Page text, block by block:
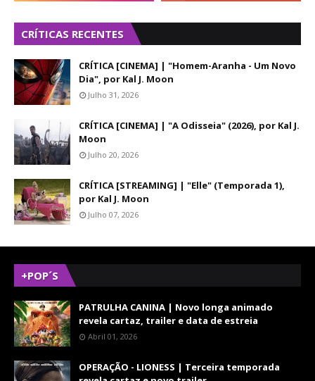
CRÍTICAS RECENTES
CRÍTICA [CINEMA] | "Homem-Aranha - Um Novo
Dia", por Kal J. Moon
Julho 31, 2026
CRÍTICA [CINEMA] | "A Odisseia" (2026), por Kal J.
Moon
Julho 20, 2026
CRÍTICA [STREAMING] | "Elle" (Temporada 1),
por Kal J. Moon
Julho 07, 2026
+POP´S
PATRULHA CANINA | Novo longa animado
revela cartaz, trailer e data de estreia
Abril 01, 2026
OPERAÇÃO - LIONESS | Terceira temporada